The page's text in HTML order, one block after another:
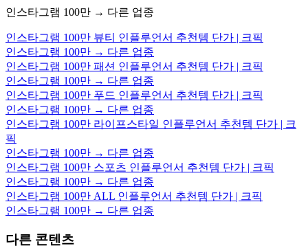
인스타그램 100만 → 다른 업종
인스타그램 100만 뷰티 인플루언서 추천템 단가 | 크픽
인스타그램 100만 → 다른 업종
인스타그램 100만 패션 인플루언서 추천템 단가 | 크픽
인스타그램 100만 → 다른 업종
인스타그램 100만 푸드 인플루언서 추천템 단가 | 크픽
인스타그램 100만 → 다른 업종
인스타그램 100만 라이프스타일 인플루언서 추천템 단가 | 크
픽
인스타그램 100만 → 다른 업종
인스타그램 100만 스포츠 인플루언서 추천템 단가 | 크픽
인스타그램 100만 → 다른 업종
인스타그램 100만 ALL 인플루언서 추천템 단가 | 크픽
인스타그램 100만 → 다른 업종
다른 콘텐츠